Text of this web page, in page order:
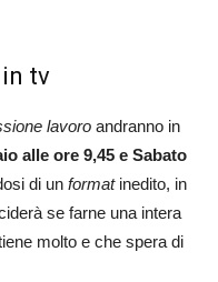
tv
lavoro andranno in
alle ore 9,45 e Sabato
di un formatinedito, in
se farne una intera
molto e che spera di